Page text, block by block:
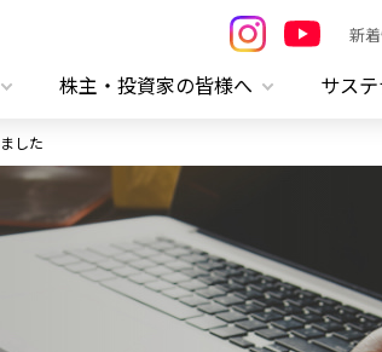
新
株主・投資家の皆様へ サス
した